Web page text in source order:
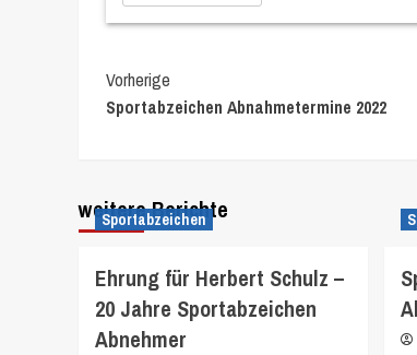
Continue
Reading
Vorherige
Sportabzeichen Abnahmetermine 2022
weitere Berichte
Sportabzeichen
Ehrung für Herbert Schulz –
20 Jahre Sportabzeichen
Abnehmer